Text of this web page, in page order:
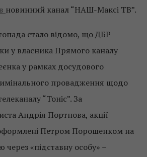
новинний канал “НАШ-Максі ТВ”.
стало відомо, що ДБР
у власника Прямого каналу
у рамках досудового
провадження щодо
“Тоніс”. За
Андрія Портнова, акції
Петром Порошенком на
через «підставну особу» –